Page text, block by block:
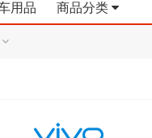
用品 商品分类